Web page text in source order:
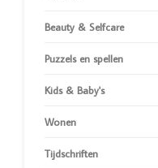
Beauty & Selfcare
Puzzels en spellen
Kids & Baby's
Wonen
Tijdschriften